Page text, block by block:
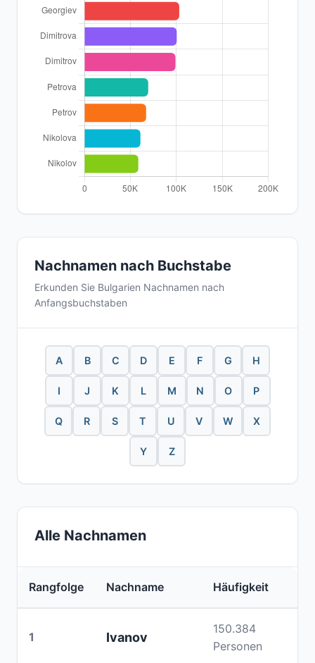
Nachnamen nach Buchstabe
Erkunden Sie Bulgarien Nachnamen nach
Anfangsbuchstaben
A B C D E F G H
I J K L M N O P
Q R S T U V W X
Y Z
Alle Nachnamen
Rangfolge Nachname Häufigkeit
1 Ivanov
150.384
Personen